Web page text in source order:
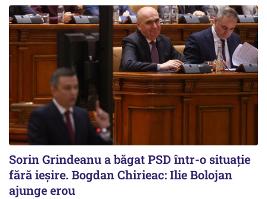
Sorin Grindeanu a băgat PSD într-o situație
fără ieșire. Bogdan Chirieac: Ilie Bolojan
ajunge erou